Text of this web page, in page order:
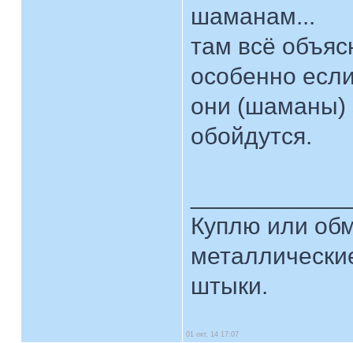
шаманам...
там всё
особенно
они (шаманы)
обойдутся.
Куплю или
штыки.
01 окт, 14 17:07